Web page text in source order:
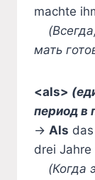
machte
мать
<als>
период в
→ Als
drei Jahre
(Когда